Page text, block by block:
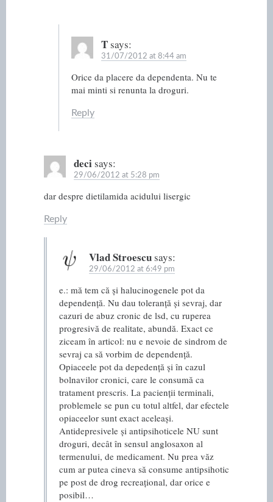
Tsays:
31/07/2012 at 8:44 am
Orice da placere da dependenta. Nu te
mai minti si renunta la droguri.
Reply
decisays:
29/06/2012 at 5:28 pm
dar despre dietilamida acidului lisergic
Reply
Vlad Stroescusays:
29/06/2012 at 6:49 pm
e.: mă tem că și halucinogenele pot da
dependență. Nu dau toleranță și sevraj, dar
cazuri de abuz cronic de lsd, cu ruperea
progresivă de realitate, abundă. Exact ce
ziceam în articol: nu e nevoie de sindrom de
sevraj ca să vorbim de dependență.
Opiaceele pot da depedență și în cazul
bolnavilor cronici, care le consumă ca
tratament prescris. La pacienții terminali,
problemele se pun cu totul altfel, dar efectele
opiaceelor sunt exact aceleași.
Antidepresivele și antipsihoticele NU sunt
droguri, decât în sensul anglosaxon al
termenului, de medicament. Nu prea văz
cum ar putea cineva să consume antipsihotic
pe post de drog recreațional, dar orice e
posibil…